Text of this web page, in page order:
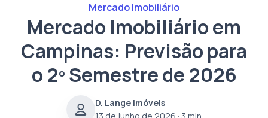
Mercado Imobiliário
Mercado Imobiliário em
Campinas: Previsão para
o 2º Semestre de 2026
D. Lange Imóveis